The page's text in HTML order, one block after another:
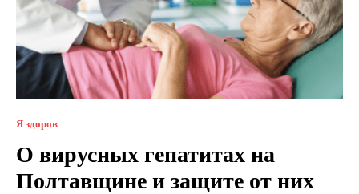
Я здоров
О вирусных гепатитах на
Полтавщине и защите от них